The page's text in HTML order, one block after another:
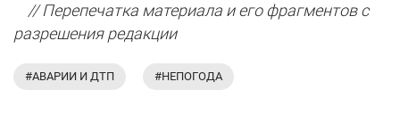
// Перепечатка материала и его фрагментов с
разрешения редакции
#АВАРИИ И ДТП #НЕПОГОДА